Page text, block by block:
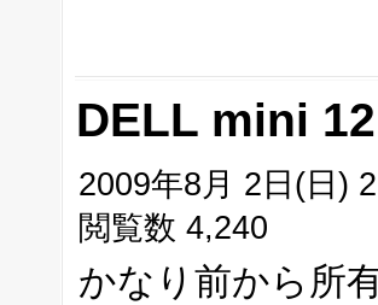
DELL mini 12
2009年8月 2日(日)
閲覧数 4,240
かなり前から所